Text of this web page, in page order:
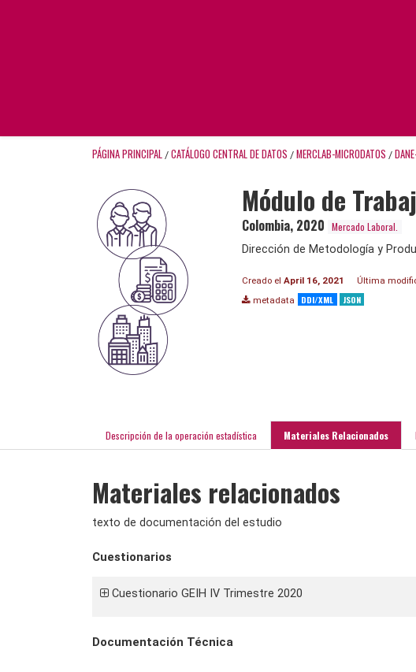
PÁGINA PRINCIPAL / CATÁLOGO CENTRAL DE DATOS / MERCLAB-MICRODATOS /
Módulo de
Colombia, 2020 Mercado Laboral.
Dirección de Metodología y
Creado el April 16, 2021 Última
metadata DDI/XML JSON
Descripción de la operación estadística Materiales Relacionados
Materiales relacionados
texto de documentación del estudio
Cuestionarios
Cuestionario GEIH IV Trimestre 2020
Documentación Técnica